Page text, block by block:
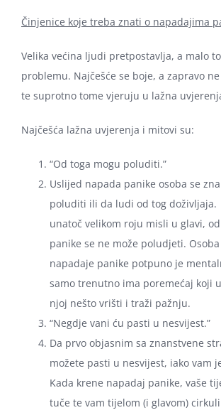
Činjenice koje treba znati o napadajima
Velika većina ljudi pretpostavlja, a malo
problemu. Najčešće se boje, a zapravo
te suprotno tome vjeruju u lažna
Najčešća lažna uvjerenja i mitovi su:
“Od toga mogu poluditi.”
Uslijed napada panike osoba se
poluditi ili da ludi od tog
unatoč velikom roju misli u glavi,
panike se ne može poludjeti.
napadaje panike potpuno je
samo trenutno ima poremećaj koji
njoj nešto vrišti i traži pažnju.
“Negdje vani ću pasti u nesvijest.”
Da prvo objasnim sa znanstvene
možete pasti u nesvijest, iako vam
Kada krene napadaj panike, vaše
tuče te vam tijelom (i glavom)